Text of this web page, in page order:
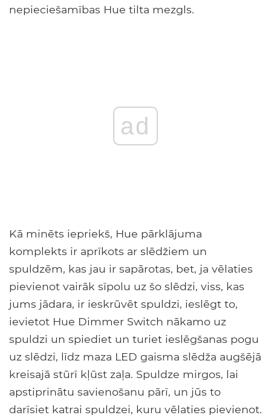
nepieciešamības Hue tilta mezgls.
ad
Kā minēts iepriekš, Hue pārklājuma
komplekts ir aprīkots ar slēdžiem un
spuldzēm, kas jau ir sapārotas, bet, ja vēlaties
pievienot vairāk sīpolu uz šo slēdzi, viss, kas
jums jādara, ir ieskrūvēt spuldzi, ieslēgt to,
ievietot Hue Dimmer Switch nākamo uz
spuldzi un spiediet un turiet ieslēgšanas pogu
uz slēdzi, līdz maza LED gaisma slēdža augšējā
kreisajā stūrī kļūst zaļa. Spuldze mirgos, lai
apstiprinātu savienošanu pārī, un jūs to
darīsiet katrai spuldzei, kuru vēlaties pievienot.